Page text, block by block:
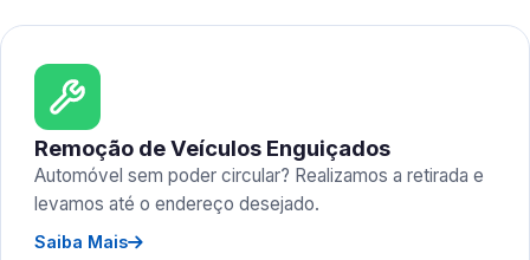
Remoção de Veículos Enguiçados
Automóvel sem poder circular? Realizamos a retirada e
levamos até o endereço desejado.
Saiba Mais